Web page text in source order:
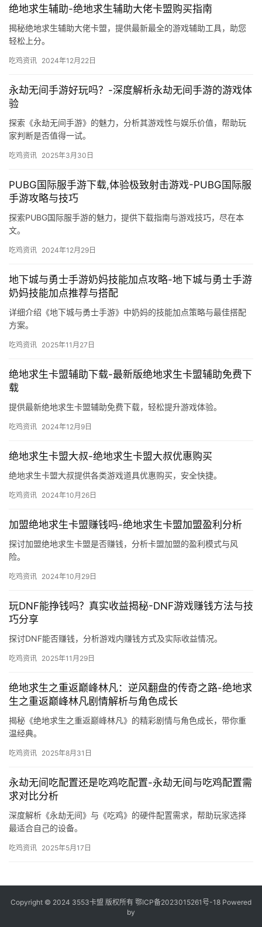
绝地求生辅助-绝地求生辅助大佬卡盟购买指南
揭秘绝地求生辅助大佬卡盟，提供最新最全的游戏辅助工具，助您
轻松上分。
吃鸡资讯 2024年12月22日
永劫无间手游好玩吗？-深度解析永劫无间手游的游戏体
验
探索《永劫无间手游》的魅力，分析其游戏性与娱乐价值，帮助玩
家判断是否值得一试。
吃鸡资讯 2025年3月30日
PUBG国际服手游下载,体验极致射击游戏-PUBG国际服
手游攻略与技巧
探索PUBG国际服手游的魅力，提供下载指南与游戏技巧，尽在本
文。
吃鸡资讯 2024年12月29日
地下城与勇士手游奶妈技能加点攻略-地下城与勇士手游
奶妈技能加点推荐与搭配
详细介绍《地下城与勇士手游》中奶妈的技能加点策略与最佳搭配
方案。
吃鸡资讯 2025年11月27日
绝地求生卡盟辅助下载-最新版绝地求生卡盟辅助免费下
载
提供最新绝地求生卡盟辅助免费下载，轻松提升游戏体验。
吃鸡资讯 2024年12月9日
绝地求生卡盟大叔-绝地求生卡盟大叔优惠购买
绝地求生卡盟大叔提供各类游戏道具优惠购买，安全快捷。
吃鸡资讯 2024年10月26日
加盟绝地求生卡盟赚钱吗-绝地求生卡盟加盟盈利分析
探讨加盟绝地求生卡盟是否赚钱，分析卡盟加盟的盈利模式与风
险。
吃鸡资讯 2024年10月29日
玩DNF能挣钱吗？真实收益揭秘-DNF游戏赚钱方法与技
巧分享
探讨DNF能否赚钱，分析游戏内赚钱方式及实际收益情况。
吃鸡资讯 2025年11月29日
绝地求生之重返巅峰林凡：逆风翻盘的传奇之路-绝地求
生之重返巅峰林凡剧情解析与角色成长
揭秘《绝地求生之重返巅峰林凡》的精彩剧情与角色成长，带你重
温经典。
吃鸡资讯 2025年8月31日
永劫无间吃配置还是吃鸡吃配置-永劫无间与吃鸡配置需
求对比分析
深度解析《永劫无间》与《吃鸡》的硬件配置需求，帮助玩家选择
最适合自己的设备。
吃鸡资讯 2025年5月17日
Copyright © 2024 3553卡盟 版权所有 鄂ICP备2023015261号-18 Powered
by